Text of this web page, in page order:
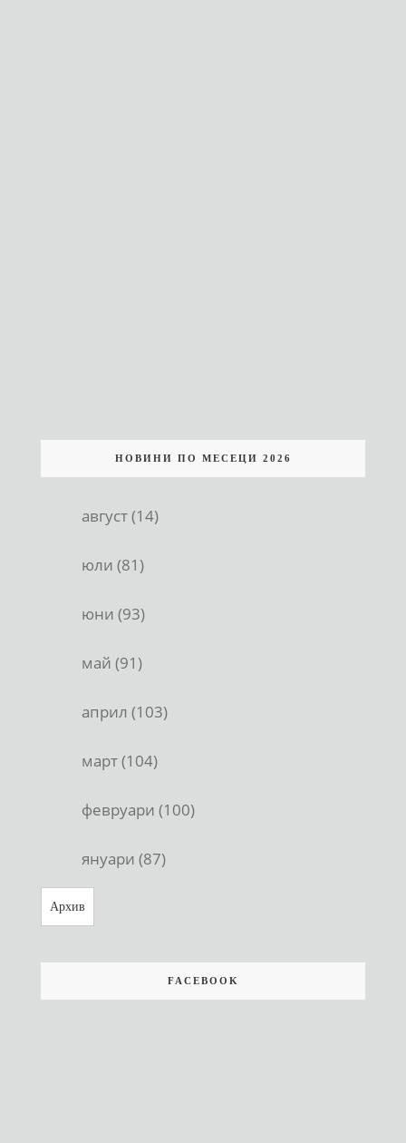
НОВИНИ ПО МЕСЕЦИ 2026
август (14)
юли (81)
юни (93)
май (91)
април (103)
март (104)
февруари (100)
януари (87)
Архив
FACEBOOK